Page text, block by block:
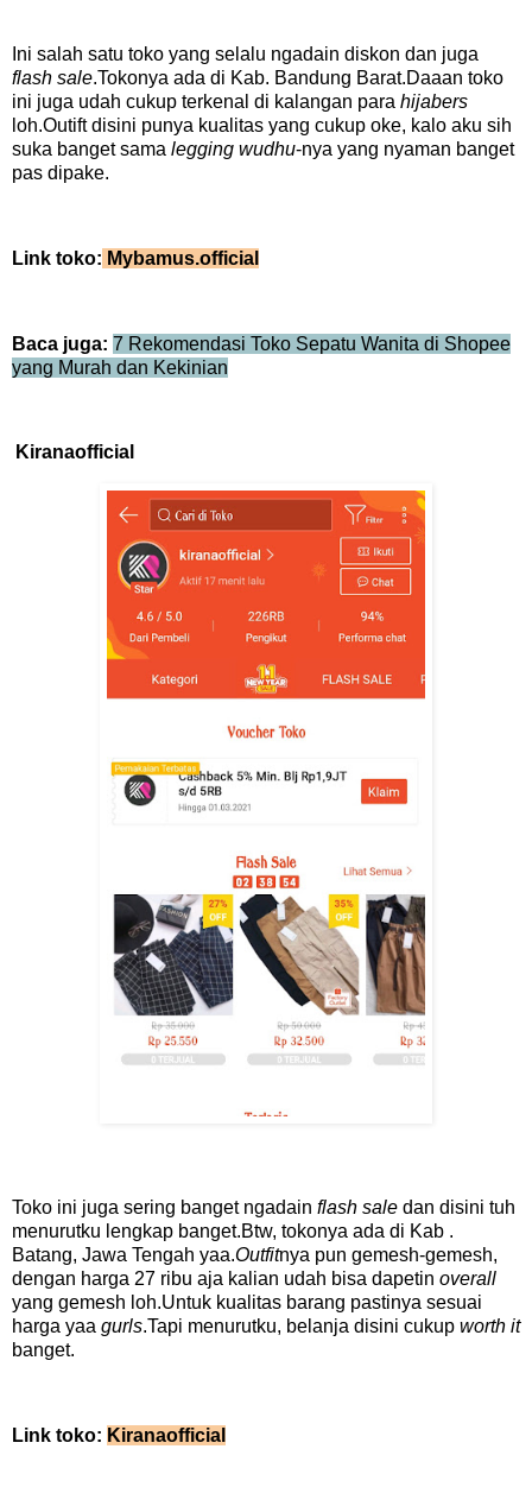
Ini salah satu toko yang selalu ngadain diskon dan juga
flash sale.Tokonya ada di Kab. Bandung Barat.Daaan toko
ini juga udah cukup terkenal di kalangan para hijabers
loh.Outift disini punya kualitas yang cukup oke, kalo aku sih
suka banget sama legging wudhu-nya yang nyaman banget
pas dipake.
Link toko: Mybamus.official
Baca juga: 7 Rekomendasi Toko Sepatu Wanita di Shopee
yang Murah dan Kekinian
Kiranaofficial
Toko ini juga sering banget ngadain flash sale dan disini tuh
menurutku lengkap banget.Btw, tokonya ada di Kab .
Batang, Jawa Tengah yaa.Outfitnya pun gemesh-gemesh,
dengan harga 27 ribu aja kalian udah bisa dapetin overall
yang gemesh loh.Untuk kualitas barang pastinya sesuai
harga yaa gurls.Tapi menurutku, belanja disini cukup worth it
banget.
Link toko: Kiranaofficial